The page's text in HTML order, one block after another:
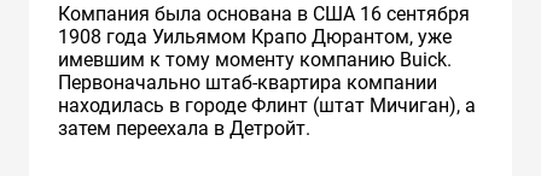
Компания была основана в США 16 сентября
1908 года Уильямом Крапо Дюрантом, уже
имевшим к тому моменту компанию Buick.
Первоначально штаб-квартира компании
находилась в городе Флинт (штат Мичиган), а
затем переехала в Детройт.